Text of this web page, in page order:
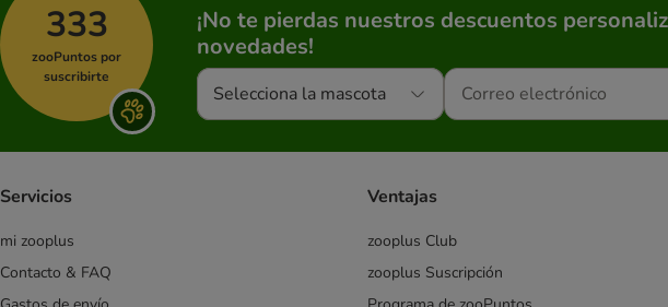
333
zooPuntos por
suscribirte
¡No te pierdas nuestros descuentos
novedades!
Selecciona la mascota
Servicios
mi zooplus
Contacto & FAQ
Ventajas
zooplus Club
zooplus Suscripción